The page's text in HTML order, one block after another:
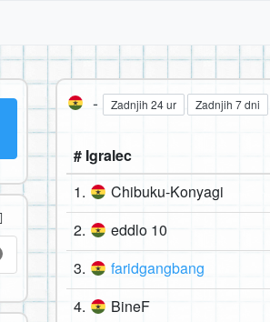
- Zadnjih 24 ur Zadnjih 7 dni
# Igralec
1.
Chibuku-Konyagi
2. eddlo 10
3. faridgangbang
4. BineF